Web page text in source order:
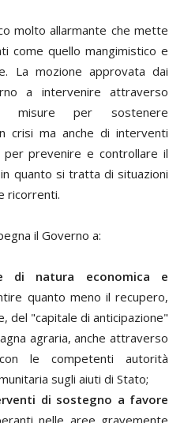
molto allarmante che mette
come quello mangimistico e
La mozione approvata dai
a intervenire attraverso
misure per sostenere
crisi ma anche di interventi
prevenire e controllare il
quanto si tratta di situazioni
ricorrenti.
il Governo a:
di natura economica e
quanto meno il recupero,
del "capitale di anticipazione"
agraria, anche attraverso
le competenti autorità
sugli aiuti di Stato;
di sostegno a favore
nelle aree gravemente